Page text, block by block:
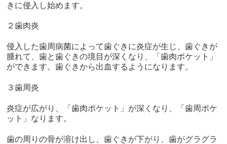
きに侵入し始めます。
２歯肉炎
侵入した歯周病菌によって歯ぐきに炎症が生じ、歯ぐきが
腫れて、歯と歯ぐきの境目が深くなり、「歯肉ポケット」
ができます。歯ぐきから出血するようになります。
３歯周炎
炎症が広がり、「歯肉ポケット」が深くなり、「歯周ポケ
ット」なります。
歯の周りの骨が溶け出し、歯ぐきが下がり、歯がグラグラ